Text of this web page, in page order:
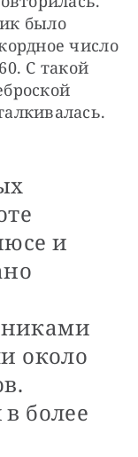
было
число
С такой
и
около
более